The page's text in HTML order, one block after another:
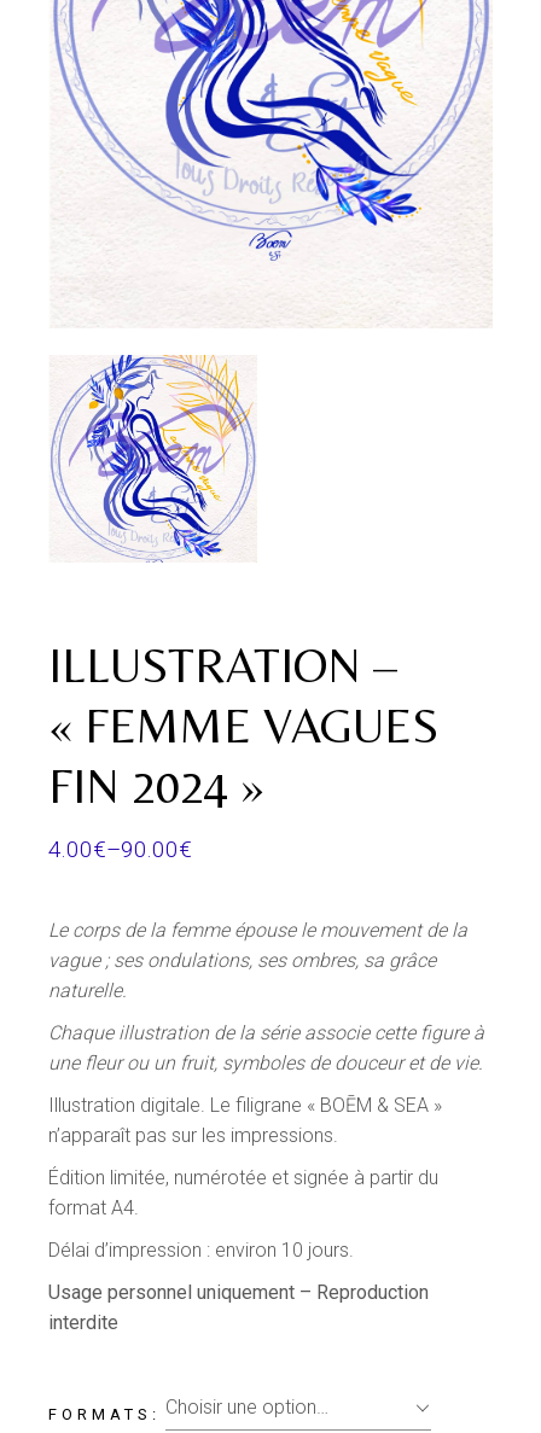
ILLUSTRATION –
« FEMME VAGUES
FIN 2024 »
4.00€–90.00€
Le corps de la femme épouse le mouvement de la
vague ; ses ondulations, ses ombres, sa grâce
naturelle.
Chaque illustration de la série associe cette figure à
une fleur ou un fruit, symboles de douceur et de vie.
Illustration digitale. Le filigrane « BOĒM & SEA »
n’apparaît pas sur les impressions.
Édition limitée, numérotée et signée à partir du
format A4.
Délai d’impression : environ 10 jours.
Usage personnel uniquement – Reproduction
interdite
FORMATS Choisir une option…